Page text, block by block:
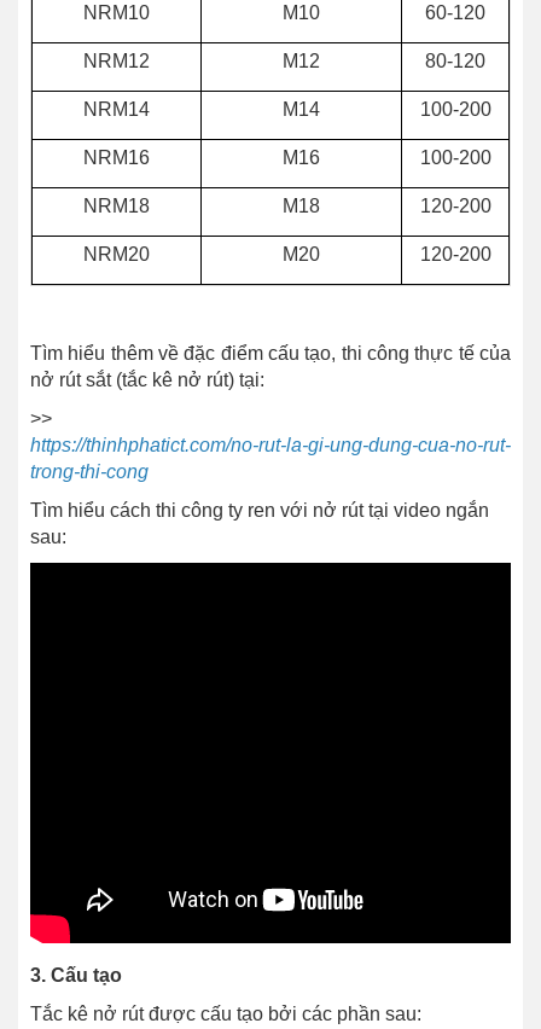
NRM10 M10 60-120
NRM12 M12 80-120
NRM14 M14 100-200
NRM16 M16 100-200
NRM18 M18 120-200
NRM20 M20 120-200
Tìm hiểu thêm về đặc điểm cấu tạo, thi công thực tế của
nở rút sắt (tắc kê nở rút) tại:
>>
https://thinhphatict.com/no-rut-la-gi-ung-dung-cua-no-rut-
trong-thi-cong
Tìm hiểu cách thi công ty ren với nở rút tại video ngắn
sau:
3. Cấu tạo
Tắc kê nở rút được cấu tạo bởi các phần sau: